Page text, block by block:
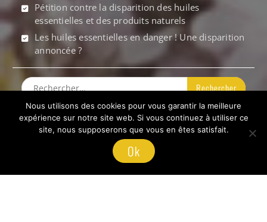
Pétition contre la disparition des huiles
essentielles et des produits naturels
Les huiles essentielles en danger ! Une disparition
annoncée ?
Rechercher :
Politique de confidentialité
Facebook
Nous utilisons des cookies pour vous garantir la meilleure
expérience sur notre site web. Si vous continuez à utiliser ce
site, nous supposerons que vous en êtes satisfait.
Ok